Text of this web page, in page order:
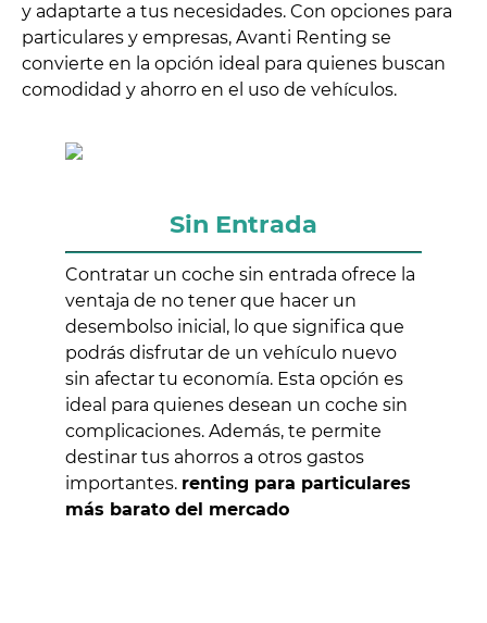
y adaptarte a tus necesidades. Con opciones para
particulares y empresas, Avanti Renting se
convierte en la opción ideal para quienes buscan
comodidad y ahorro en el uso de vehículos.
Sin Entrada
Contratar un coche sin entrada ofrece la
ventaja de no tener que hacer un
desembolso inicial, lo que significa que
podrás disfrutar de un vehículo nuevo
sin afectar tu economía. Esta opción es
ideal para quienes desean un coche sin
complicaciones. Además, te permite
destinar tus ahorros a otros gastos
importantes. renting para particulares
más barato del mercado